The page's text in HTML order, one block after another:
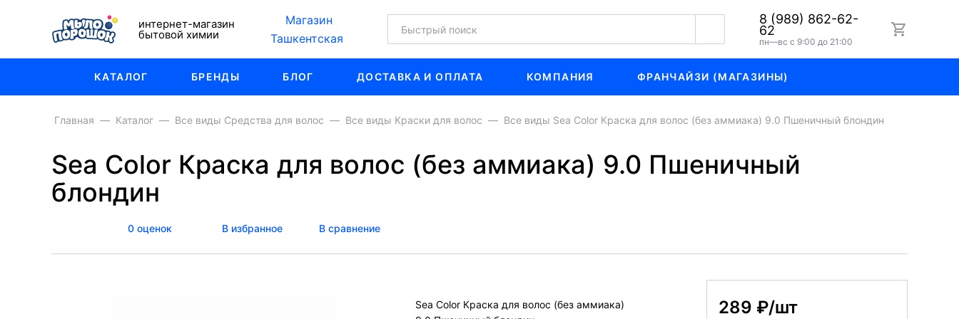
интернет-магазин
бытовой химии
Магазин
Ташкентская
8 (989) 862-62-
62
пн—вс с 9:00 до 21:00
КАТАЛОГ БРЕНДЫ БЛОГ ДОСТАВКА И ОПЛАТА КОМПАНИЯ ФРАНЧАЙЗИ (МАГАЗИНЫ)
Главная Каталог Все виды Средства для волос Все виды Краски для волос Все виды Sea Color Краска для волос (без аммиака) 9.0 Пшеничный блондин
Sea Color Краска для волос (без аммиака) 9.0 Пшеничный
блондин
0 оценок В избранное В сравнение
Sea Color Краска для волос (без аммиака)
289 ₽/шт